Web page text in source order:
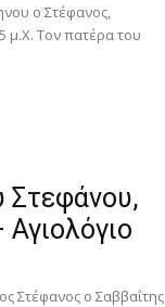
ο Στέφανος,
μ.Χ. Τον πατέρα του
Στεφάνου,
Στέφανος ο Σαββαΐτης